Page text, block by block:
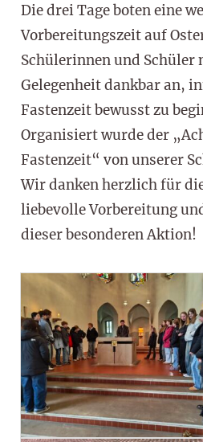
Die drei Tage boten eine
Vorbereitungszeit auf
Schülerinnen und Schüler
Gelegenheit dankbar an,
Fastenzeit bewusst zu
Organisiert wurde der
Fastenzeit“ von unserer
Wir danken herzlich für
liebevolle Vorbereitung
dieser besonderen Aktion!